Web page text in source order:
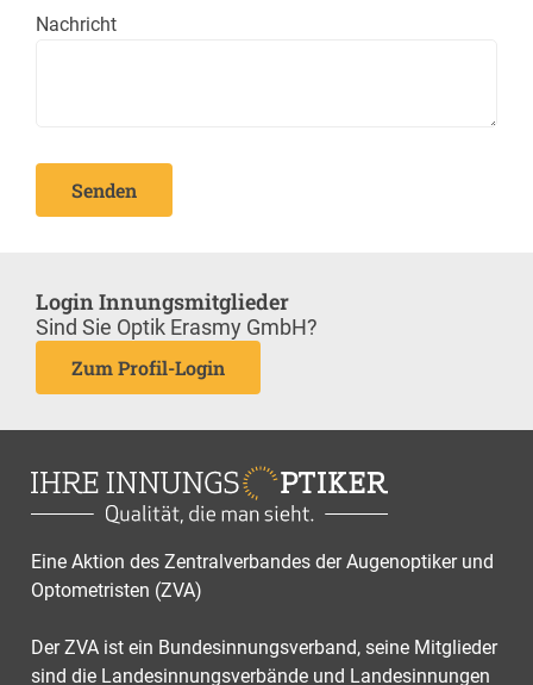
Nachricht
Senden
Login Innungsmitglieder
Sind Sie Optik Erasmy GmbH?
Zum Profil-Login
Eine Aktion des Zentralverbandes der Augenoptiker und
Optometristen (ZVA)
Der ZVA ist ein Bundesinnungsverband, seine Mitglieder
sind die Landesinnungsverbände und Landesinnungen